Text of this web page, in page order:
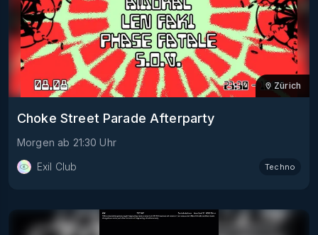
Zürich
Choke Street Parade Afterparty
Morgen ab 21:30 Uhr
Exil Club
Techno